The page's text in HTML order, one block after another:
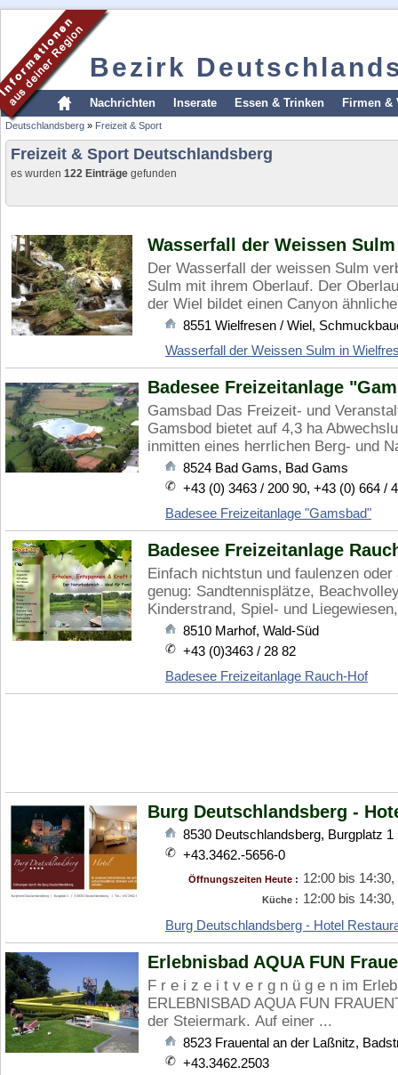
Bezirk
Nachrichten Inserate Essen & Trinken Firmen &
Deutschlandsberg » Freizeit & Sport
Freizeit & Sport Deutschlandsberg
es wurden 122 Einträge gefunden
Wasserfall der Weissen
Der Wasserfall der weissen Sulm
Sulm mit ihrem Oberlauf. Der
der Wiel bildet einen Canyon
8551 Wielfresen / Wiel,
Wasserfall der Weissen Sulm in
Badesee Freizeitanlage
Gamsbad Das Freizeit- und
Gamsbod bietet auf 4,3 ha
inmitten eines herrlichen Berg- und
8524 Bad Gams, Bad Gams
+43 (0) 3463 / 200 90, +43 (0) 664 /
Badesee Freizeitanlage "Gamsbad"
Badesee Freizeitanlage
Einfach nichtstun und faulenzen
genug: Sandtennisplätze,
Kinderstrand, Spiel- und
8510 Marhof, Wald-Süd
+43 (0)3463 / 28 82
Badesee Freizeitanlage Rauch-Hof
Burg Deutschlandsberg -
8530 Deutschlandsberg, Burgplatz 1
+43.3462.-5656-0
Öffnungszeiten Heute : 12:00 bis
Küche : 12:00 bis
Burg Deutschlandsberg - Hotel
Erlebnisbad AQUA FUN
F r e i z e i t v e r g n ü g e n im
ERLEBNISBAD AQUA FUN
der Steiermark. Auf einer ...
8523 Frauental an der Laßnitz,
+43.3462.2503